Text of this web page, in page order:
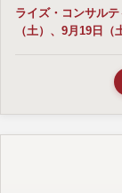
ライズ・コンサル
（土）、9月19日（